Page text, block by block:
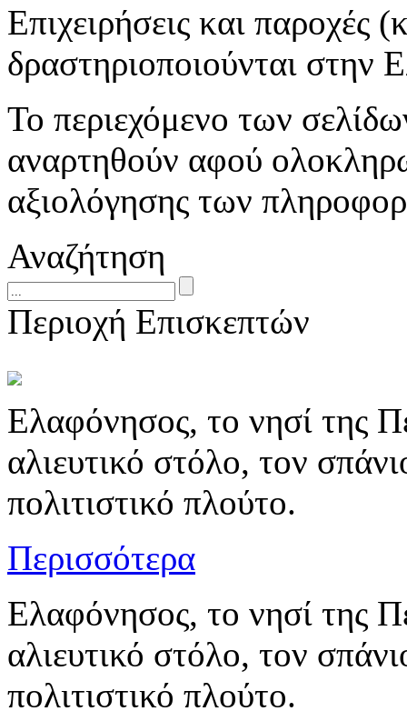
Επιχειρήσεις και παροχές
δραστηριοποιούνται
Το περιεχόμενο των
αναρτηθούν αφού
αξιολόγησης των
Αναζήτηση
Περιοχή Επισκεπτών
Ελαφόνησος, το νησί της
αλιευτικό στόλο, τον
πολιτιστικό πλούτο.
Περισσότερα
Ελαφόνησος, το νησί της
αλιευτικό στόλο, τον
πολιτιστικό πλούτο.